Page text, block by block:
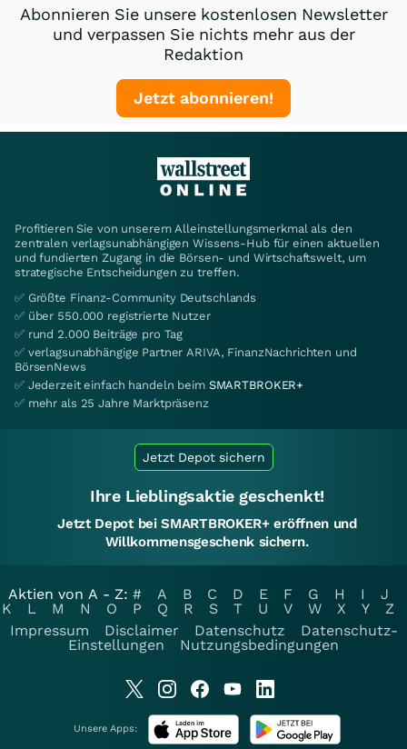
Abonnieren Sie unsere kostenlosen Newsletter
und verpassen Sie nichts mehr aus der
Redaktion
Jetzt abonnieren!
Profitieren Sie von unserem Alleinstellungsmerkmal als den
zentralen verlagsunabhängigen Wissens-Hub für einen aktuellen
und fundierten Zugang in die Börsen- und Wirtschaftswelt, um
strategische Entscheidungen zu treffen.
✅ Größte Finanz-Community Deutschlands
✅ über 550.000 registrierte Nutzer
✅ rund 2.000 Beiträge pro Tag
✅ verlagsunabhängige Partner ARIVA, FinanzNachrichten und
BörsenNews
✅ Jederzeit einfach handeln beim SMARTBROKER+
✅ mehr als 25 Jahre Marktpräsenz
Jetzt Depot sichern
Ihre Lieblingsaktie geschenkt!
Jetzt Depot bei SMARTBROKER+ eröffnen und
Willkommensgeschenk sichern.
Aktien von A - Z: # A B C D E F G H I
J
K
L M N O P Q R S T U V W X Y
Z
Impressum
Disclaimer Datenschutz
Datenschutz-
Einstellungen
Nutzungsbedingungen
Unsere Apps: